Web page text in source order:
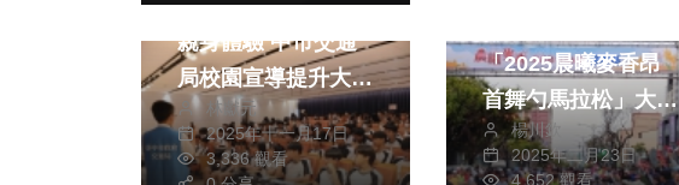
大型車內輪差與死角
親身體驗 中市交通
局校園宣導提升大學
生機車安全意識
林獻元
2025年十一月17日
3,336 觀看
「2025晨曦麥香昂
首舞勺馬拉松」大雅
活力開跑吸引逾
2000名跑友
楊川欽
2025年二月23日
4,652 觀看